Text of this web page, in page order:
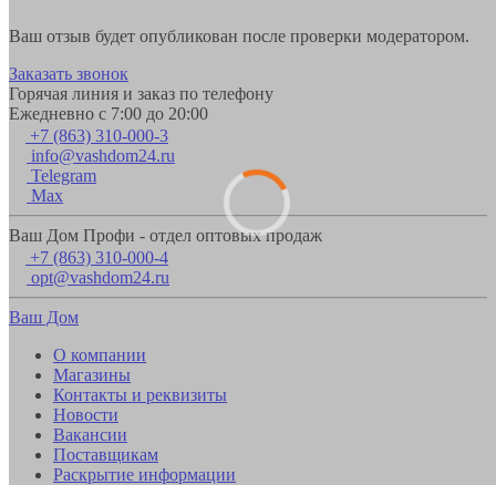
Ваш отзыв будет опубликован после проверки модератором.
Заказать звонок
Горячая линия и заказ по телефону
Ежедневно с 7:00 до 20:00
+7 (863) 310-000-3
info@vashdom24.ru
Telegram
Max
Ваш Дом Профи - отдел оптовых продаж
+7 (863) 310-000-4
opt@vashdom24.ru
Ваш Дом
О компании
Магазины
Контакты и реквизиты
Новости
Вакансии
Поставщикам
Раскрытие информации